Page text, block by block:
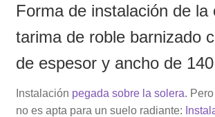
Forma de instalación de la
tarima de roble barnizado
de espesor y ancho de
Instalación pegada sobre la solera.
no es apta para un suelo radiante: